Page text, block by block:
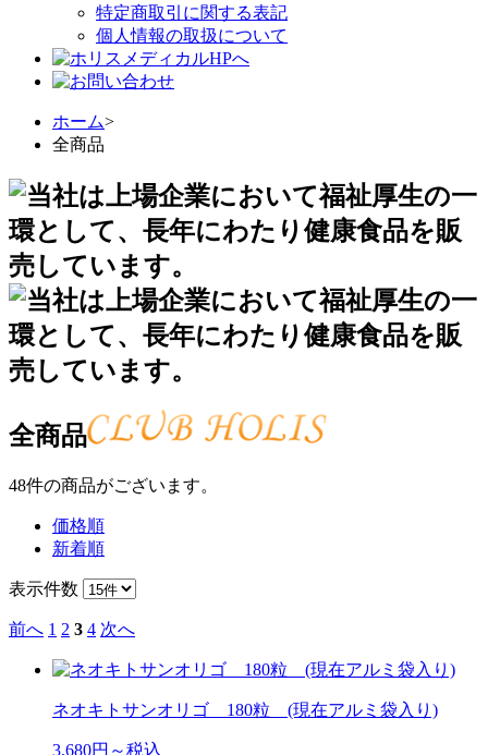
特定商取引に関する表記
個人情報の取扱について
ホーム>
全商品
全商品
48件の商品がございます。
価格順
新着順
表示件数
前へ 1 2 3 4 次へ
ネオキトサンオリゴ 180粒 (現在アルミ袋入り)
3,680円～税込